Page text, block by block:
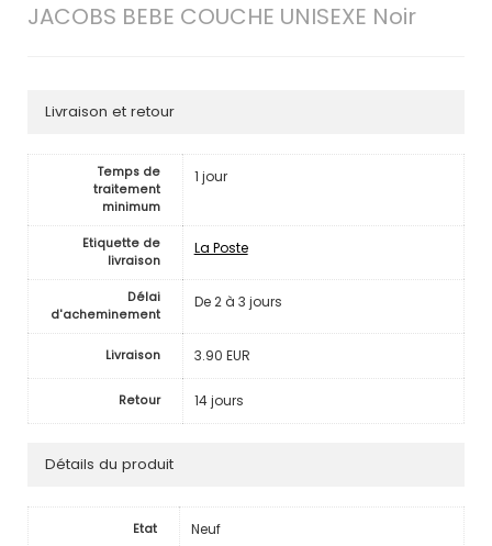
JACOBS BEBE COUCHE UNISEXE Noir
Livraison et retour
Temps de
traitement
minimum
1 jour
Etiquette de
livraison
La Poste
Délai
d'acheminement
De 2 à 3 jours
Livraison 3.90 EUR
Retour 14 jours
Détails du produit
Etat Neuf